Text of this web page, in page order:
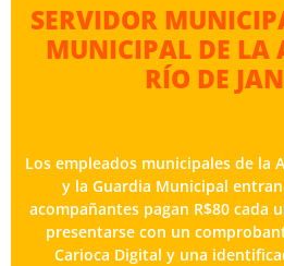
SERVIDOR
MUNICIPAL DE LA
RÍO DE
Los empleados municipales de la
y la Guardia Municipal
acompañantes pagan R$80 cada
presentarse con un
Carioca Digital y una